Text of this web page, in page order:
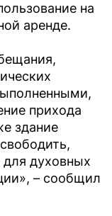
на
аренде.
прихода
здание
для духовных
– сообщил